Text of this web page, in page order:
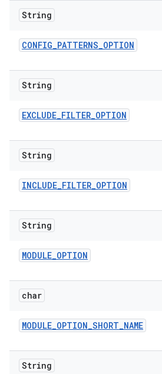
String
CONFIG_PATTERNS_OPTION
String
EXCLUDE_FILTER_OPTION
String
INCLUDE_FILTER_OPTION
String
MODULE_OPTION
char
MODULE_OPTION_SHORT_NAME
String